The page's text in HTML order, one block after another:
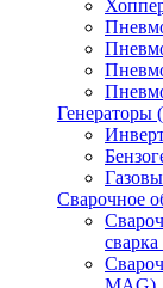
Генераторы
Сварочное